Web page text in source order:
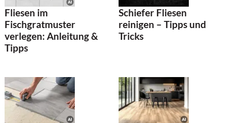
Fliesen im
Fischgratmuster
verlegen: Anleitung &
Tipps
Schiefer Fliesen
reinigen – Tipps und
Tricks